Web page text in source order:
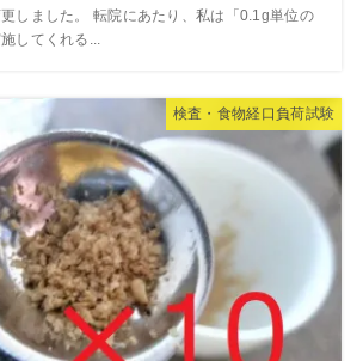
しました。 転院にあたり、私は「0.1g単位の
してくれる...
検査・食物経口負荷試験